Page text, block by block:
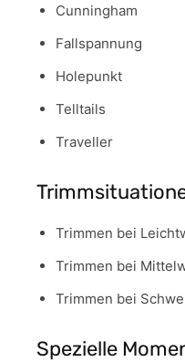
Cunningham
Fallspannung
Holepunkt
Telltails
Traveller
Trimmen bei
Trimmen bei
Trimmen bei
Spezielle